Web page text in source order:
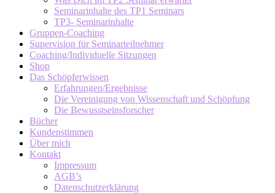
Seminarinhalte des TP1 Seminars
TP3- Seminarinhalte
Gruppen-Coaching
Supervision für Seminarteilnehmer
Coaching/Individuelle Sitzungen
Shop
Das Schöpferwissen
Erfahrungen/Ergebnisse
Die Vereinigung von Wissenschaft und Schöpfung
Die Bewusstseinsforscher
Bücher
Kundenstimmen
Über mich
Kontakt
Impressum
AGB’s
Datenschutzerklärung